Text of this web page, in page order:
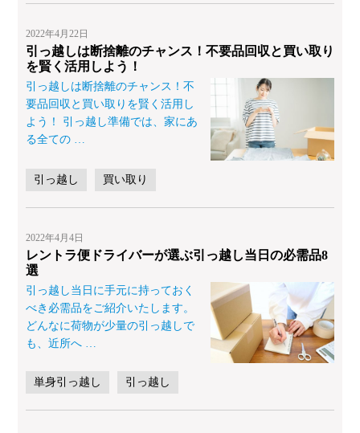
2022年4月22日
引っ越しは断捨離のチャンス！不要品回収と買い取り
を賢く活用しよう！
引っ越しは断捨離のチャンス！不
要品回収と買い取りを賢く活用し
よう！ 引っ越し準備では、家にあ
る全ての …
引っ越し 買い取り
2022年4月4日
レントラ便ドライバーが選ぶ引っ越し当日の必需品8
選
引っ越し当日に手元に持っておく
べき必需品をご紹介いたします。
どんなに荷物が少量の引っ越しで
も、近所へ
単身引っ越し 引っ越し